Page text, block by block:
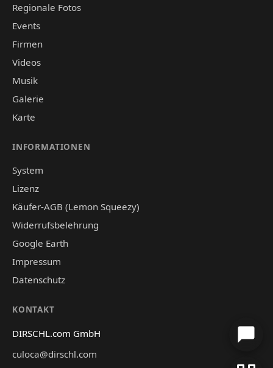
Regionale Fotos
Events
Firmen
Videos
Musik
Galerie
Karte
INFORMATIONEN
System
Lizenz
Käufer-AGB (Lemon Squeezy)
Widerrufsbelehrung
Google Earth
Impressum
Datenschutz
KONTAKT
DIRSCHL.com GmbH
culoca@dirschl.com